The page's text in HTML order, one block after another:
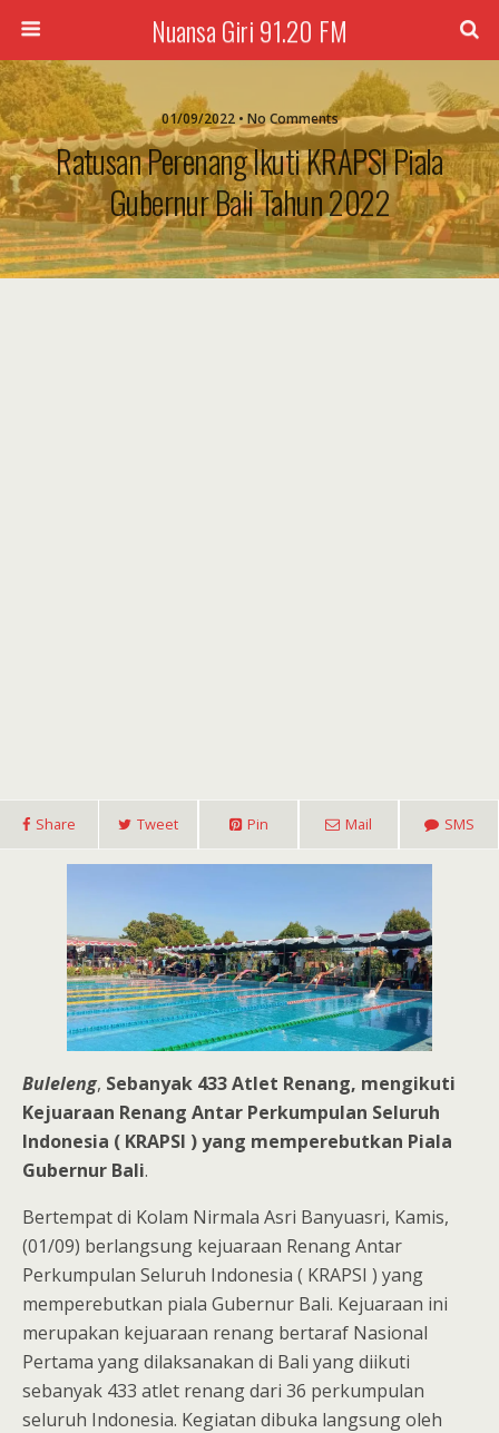
Nuansa Giri 91.20 FM
01/09/2022 • No Comments
Ratusan Perenang Ikuti KRAPSI Piala
Gubernur Bali Tahun 2022
Share Tweet Pin Mail SMS
Buleleng, Sebanyak 433 Atlet Renang, mengikuti
Kejuaraan Renang Antar Perkumpulan Seluruh
Indonesia ( KRAPSI ) yang memperebutkan Piala
Gubernur Bali.
Bertempat di Kolam Nirmala Asri Banyuasri, Kamis,
(01/09) berlangsung kejuaraan Renang Antar
Perkumpulan Seluruh Indonesia ( KRAPSI ) yang
memperebutkan piala Gubernur Bali. Kejuaraan ini
merupakan kejuaraan renang bertaraf Nasional
Pertama yang dilaksanakan di Bali yang diikuti
sebanyak 433 atlet renang dari 36 perkumpulan
seluruh Indonesia. Kegiatan dibuka langsung oleh